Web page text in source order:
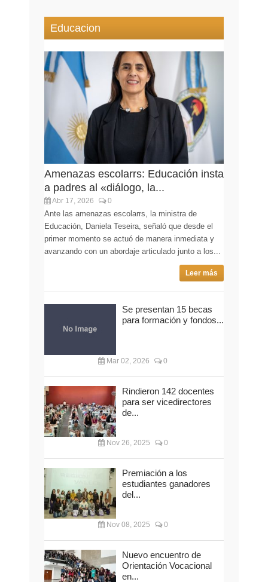
Educacion
Amenazas escolarrs: Educación insta
a padres al «diálogo, la...
Abr 17, 2026 0
Ante las amenazas escolarrs, la ministra de
Educación, Daniela Teseira, señaló que desde el
primer momento se actuó de manera inmediata y
avanzando con un abordaje articulado junto a los...
Leer más
Se presentan 15 becas
para formación y fondos...
Mar 02, 2026 0
Rindieron 142 docentes
para ser vicedirectores
de...
Nov 26, 2025 0
Premiación a los
estudiantes ganadores
del...
Nov 08, 2025 0
Nuevo encuentro de
Orientación Vocacional
en...